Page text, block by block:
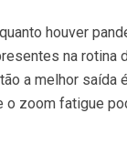
houver
na rotina
a melhor saída
o zoom fatigue